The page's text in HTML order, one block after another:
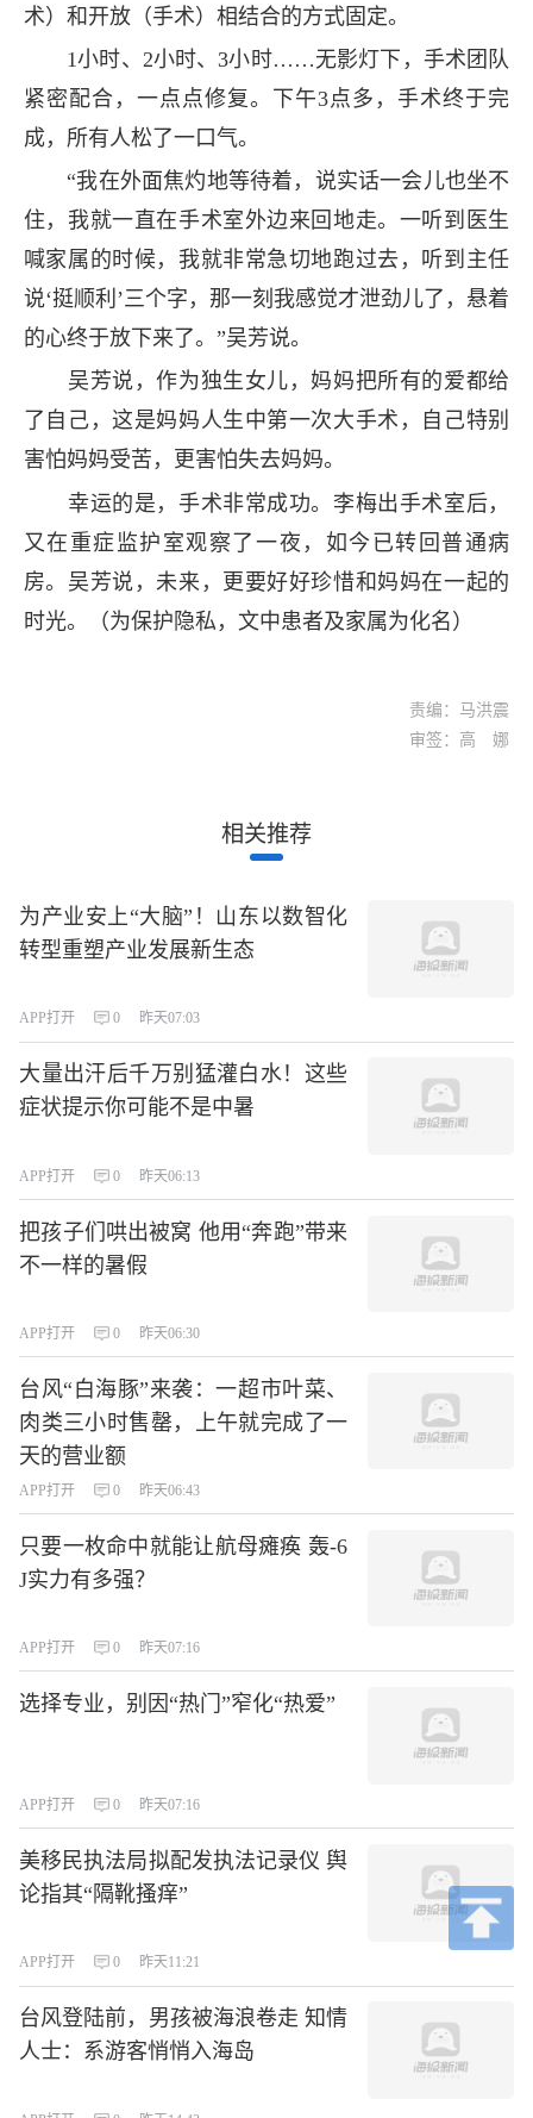
术）和开放（手术）相结合的方式固定。
1小时、2小时、3小时……无影灯下，手术团队
紧密配合，一点点修复。下午3点多，手术终于完
成，所有人松了一口气。
“我在外面焦灼地等待着，说实话一会儿也坐不
住，我就一直在手术室外边来回地走。一听到医生
喊家属的时候，我就非常急切地跑过去，听到主任
说‘挺顺利’三个字，那一刻我感觉才泄劲儿了，悬着
的心终于放下来了。”吴芳说。
吴芳说，作为独生女儿，妈妈把所有的爱都给
了自己，这是妈妈人生中第一次大手术，自己特别
害怕妈妈受苦，更害怕失去妈妈。
幸运的是，手术非常成功。李梅出手术室后，
又在重症监护室观察了一夜，如今已转回普通病
房。吴芳说，未来，更要好好珍惜和妈妈在一起的
时光。（为保护隐私，文中患者及家属为化名）
责编：马洪震
审签：高 娜
相关推荐
为产业安上“大脑”！山东以数智化
转型重塑产业发展新生态
APP打开 0 昨天07:03
大量出汗后千万别猛灌白水！这些
症状提示你可能不是中暑
APP打开 0 昨天06:13
把孩子们哄出被窝 他用“奔跑”带来
不一样的暑假
APP打开 0 昨天06:30
台风“白海豚”来袭：一超市叶菜、
肉类三小时售罄，上午就完成了一
天的营业额
APP打开 0 昨天06:43
只要一枚命中就能让航母瘫痪 轰-6
J实力有多强？
APP打开 0 昨天07:16
选择专业，别因“热门”窄化“热爱”
APP打开 0 昨天07:16
美移民执法局拟配发执法记录仪 舆
论指其“隔靴搔痒”
APP打开 0 昨天11:21
台风登陆前，男孩被海浪卷走 知情
人士：系游客悄悄入海岛